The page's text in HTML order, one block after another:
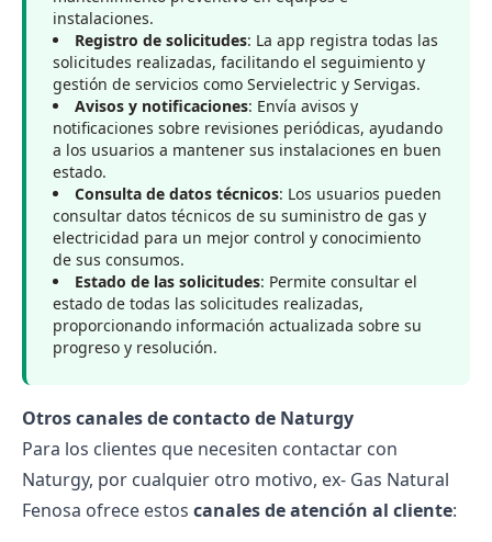
instalaciones.
Registro de solicitudes: La app registra todas las
solicitudes realizadas, facilitando el seguimiento y
gestión de servicios como Servielectric y Servigas.
Avisos y notificaciones: Envía avisos y
notificaciones sobre revisiones periódicas, ayudando
a los usuarios a mantener sus instalaciones en buen
estado.
Consulta de datos técnicos: Los usuarios pueden
consultar datos técnicos de su suministro de gas y
electricidad para un mejor control y conocimiento
de sus consumos.
Estado de las solicitudes: Permite consultar el
estado de todas las solicitudes realizadas,
proporcionando información actualizada sobre su
progreso y resolución.
Otros canales de contacto de Naturgy
Para los clientes que necesiten contactar con
Naturgy, por cualquier otro motivo, ex- Gas Natural
Fenosa ofrece estos canales deatención al cliente: